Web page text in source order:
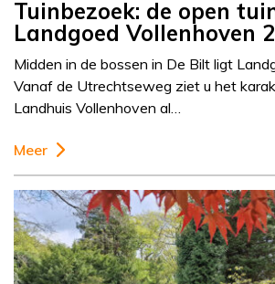
Tuinbezoek: de open
Landgoed Vollenhoven
Midden in de bossen in De Bilt ligt
Vanaf de Utrechtseweg ziet u het
Landhuis Vollenhoven al…
Meer